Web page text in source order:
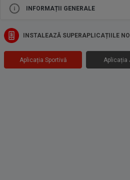
INFORMAȚII GENERALE
INSTALEAZĂ SUPERAPLICAȚIILE
Aplicația Sportivă Aplicația